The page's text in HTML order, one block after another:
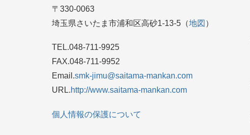
〒330-0063
埼玉県さいたま市浦和区高砂1-13-5（地図 ）
TEL.048-711-9925
FAX.048-711-9952
Email.smk-jimu@saitama-mankan.com
URL.http://www.saitama-mankan.com
個人情報の保護について